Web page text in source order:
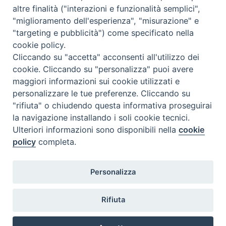
Diocesi
di Como
Diocesi di Como | piazza Grimoldi, 5
Riproduzione solo con permesso.
Iscriviti alla Newsletter
altre finalità ("interazioni e funzionalità semplici",
"miglioramento dell'esperienza", "misurazione" e
"targeting e pubblicità") come specificato nella
cookie policy.
Cliccando su "accetta" acconsenti all'utilizzo dei
cookie. Cliccando su "personalizza" puoi avere
maggiori informazioni sui cookie utilizzati e
personalizzare le tue preferenze. Cliccando su
"rifiuta" o chiudendo questa informativa proseguirai
la navigazione installando i soli cookie tecnici.
Ulteriori informazioni sono disponibili nellacookie
policy completa.
Personalizza
Rifiuta